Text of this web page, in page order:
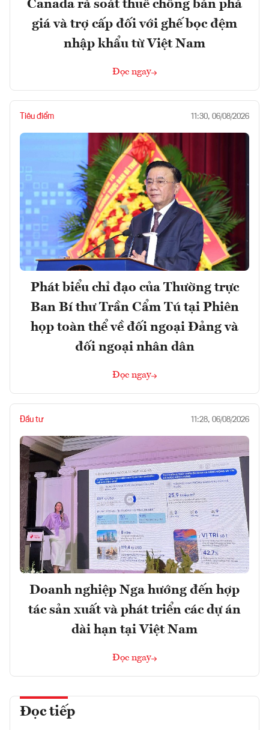
Canada rà soát thuế chống bán phá
giá và trợ cấp đối với ghế bọc đệm
nhập khẩu từ Việt Nam
Đọc ngay
Tiêu điểm 11:30, 06/08/2026
Phát biểu chỉ đạo của Thường trực
Ban Bí thư Trần Cẩm Tú tại Phiên
họp toàn thể về đối ngoại Đảng và
đối ngoại nhân dân
Đọc ngay
Đầu tư 11:28, 06/08/2026
Doanh nghiệp Nga hướng đến hợp
tác sản xuất và phát triển các dự án
dài hạn tại Việt Nam
Đọc ngay
Đọc tiếp